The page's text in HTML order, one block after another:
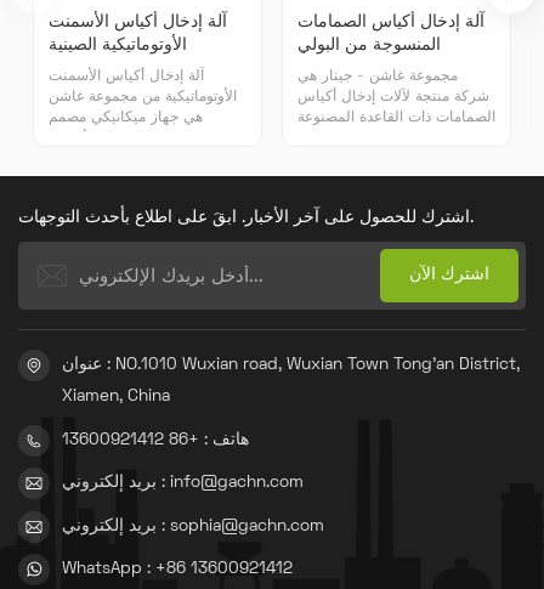
آلة إدخال أكياس الأسمنت
الأوتوماتيكية الصينية
آلة إدخال أكياس الأسمنت
الأوتوماتيكية من مجموعة غاشن
هي جهاز ميكانيكي مصمم
واسع في خطوط إنتاج الأسمنت
على تقنية أتمتة متقدمة
للمساعدة في إتمام عملية
آلة إدخال أكياس الصمامات
المنسوجة من البولي
بروبيلين
مجموعة غاشن - جينار هي
شركة منتجة لآلات إدخال أكياس
الصمامات ذات القاعدة المصنوعة
اشترك للحصول على آخر الأخبار. ابقَ على اطلاع بأحدث التوجهات.
عنوان : NO.1010 Wuxian road, Wuxian Town Tong'an District,
Xiamen, China
هاتف : +86 13600921412
بريد إلكتروني : info@gachn.com
بريد إلكتروني : sophia@gachn.com
WhatsApp : +86 13600921412